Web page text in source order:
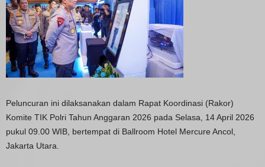
Peluncuran ini dilaksanakan dalam Rapat Koordinasi (Rakor)
Komite TIK Polri Tahun Anggaran 2026 pada Selasa, 14 April 2026
pukul 09.00 WIB, bertempat di Ballroom Hotel Mercure Ancol,
Jakarta Utara.